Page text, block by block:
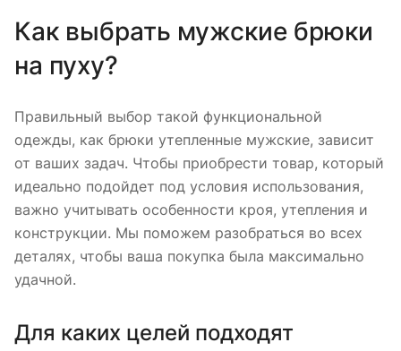
Как выбрать мужские брюки
на пуху?
Правильный выбор такой функциональной
одежды, как брюки утепленные мужские, зависит
от ваших задач. Чтобы приобрести товар, который
идеально подойдет под условия использования,
важно учитывать особенности кроя, утепления и
конструкции. Мы поможем разобраться во всех
деталях, чтобы ваша покупка была максимально
удачной.
Для каких целей подходят